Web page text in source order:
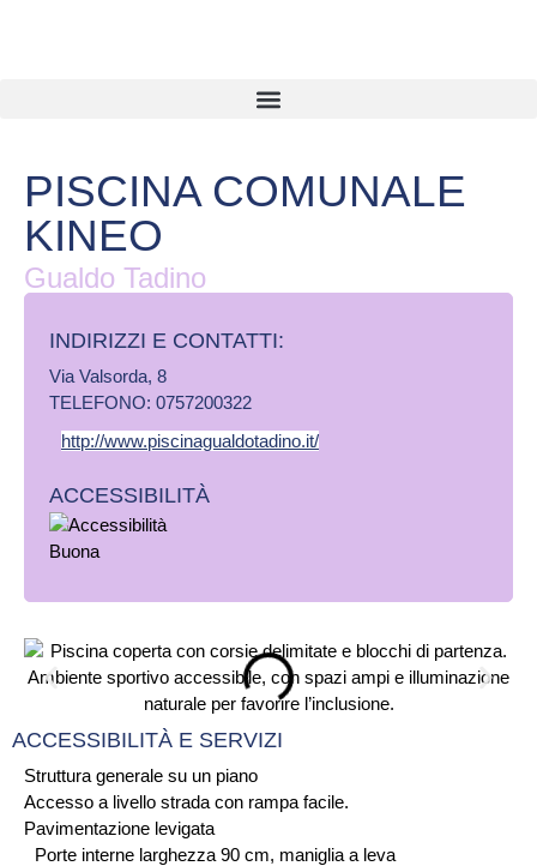
PISCINA COMUNALE
KINEO
Gualdo Tadino
INDIRIZZI E CONTATTI:​
Via Valsorda, 8
TELEFONO: 0757200322
http://www.piscinagualdotadino.it/
ACCESSIBILITÀ
Struttura generale su un piano
Accesso a livello strada con rampa facile.
Pavimentazione levigata
Porte interne larghezza 90 cm, maniglia a leva
ACCESSIBILITÀ E SERVIZI